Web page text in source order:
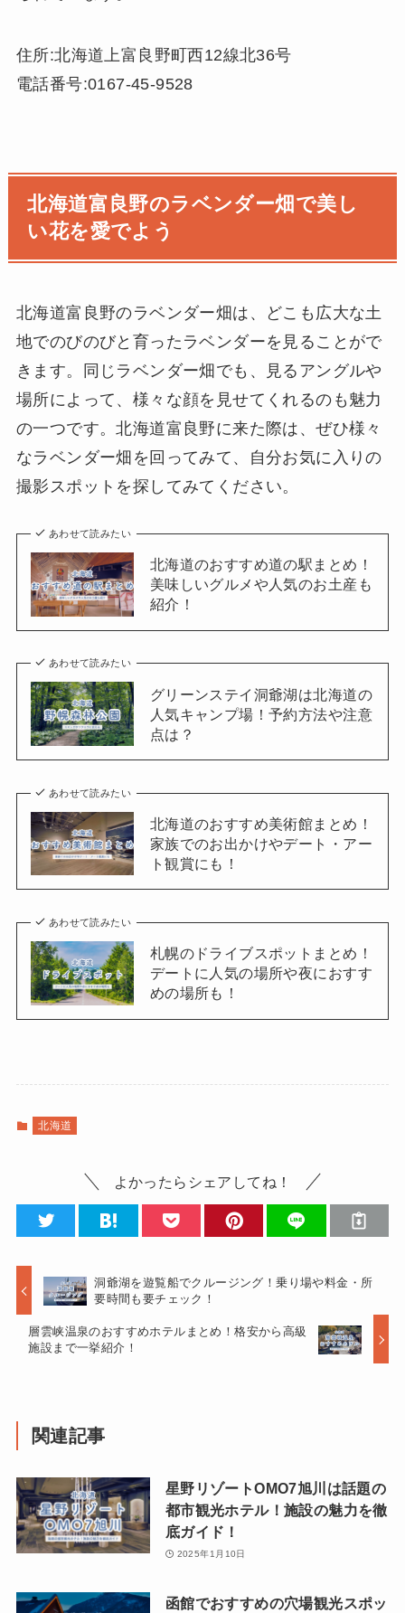
住所:北海道上富良野町西12線北36号
電話番号:0167-45-9528
北海道富良野のラベンダー畑で美し
い花を愛でよう
北海道富良野のラベンダー畑は、どこも広大な土
地でのびのびと育ったラベンダーを見ることがで
きます。同じラベンダー畑でも、見るアングルや
場所によって、様々な顔を見せてくれるのも魅力
の一つです。北海道富良野に来た際は、ぜひ様々
なラベンダー畑を回ってみて、自分お気に入りの
撮影スポットを探してみてください。
あわせて読みたい
北海道のおすすめ道の駅まとめ！
美味しいグルメや人気のお土産も
紹介！
あわせて読みたい
グリーンステイ洞爺湖は北海道の
人気キャンプ場！予約方法や注意
点は？
あわせて読みたい
北海道のおすすめ美術館まとめ！
家族でのお出かけやデート・アー
ト観賞にも！
あわせて読みたい
札幌のドライブスポットまとめ！
デートに人気の場所や夜におすす
めの場所も！
北海道
よかったらシェアしてね！
洞爺湖を遊覧船でクルージング！乗り場や料金・所
要時間も要チェック！
層雲峡温泉のおすすめホテルまとめ！格安から高級
施設まで一挙紹介！
関連記事
星野リゾートOMO7旭川は話題の
都市観光ホテル！施設の魅力を徹
底ガイド！
2025年1月10日
函館でおすすめの穴場観光スポッ